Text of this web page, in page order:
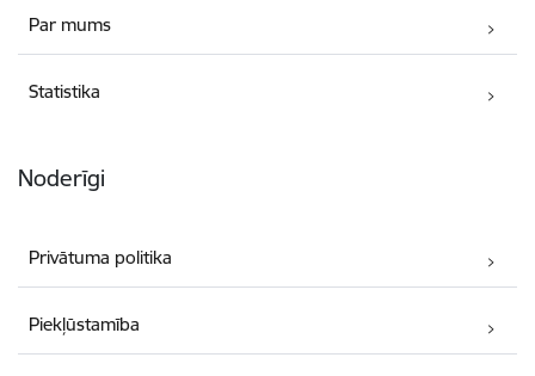
Par mums
Statistika
Noderīgi
Privātuma politika
Piekļūstamība